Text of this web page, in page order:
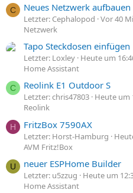
C Neues Netzwerk aufbauen
Letzter: Cephalopod Vor 40
Netzwerk
Tapo Steckdosen einfügen
Letzter: Loxley Heute um
Home Assistant
C Reolink E1 Outdoor S
Letzter: chris47803 Heute um
Reolink
H FritzBox 7590AX
Letzter: Horst-Hamburg
AVM Fritz!Box
U neuer ESPHome Builder
Letzter: u5zzug
Heute um
Home Assistant